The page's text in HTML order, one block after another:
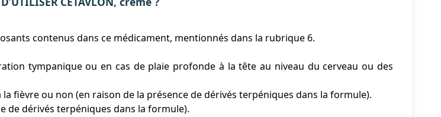
contenus dans ce médicament, mentionnés dans la rubrique 6.
tympanique ou en cas de plaie profonde à la tête au niveau du cerveau ou des
fièvre ou non (en raison de la présence de dérivés terpéniques dans la formule).
de dérivés terpéniques dans la formule).